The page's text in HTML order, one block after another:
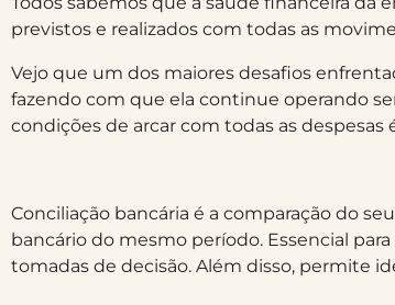
previstos e realizados com todas as
Vejo que um dos maiores desafios
fazendo com que ela continue operando
condições de arcar com todas as
Conciliação bancária é a comparação do
bancário do mesmo período. Essencial
tomadas de decisão. Além disso, permite